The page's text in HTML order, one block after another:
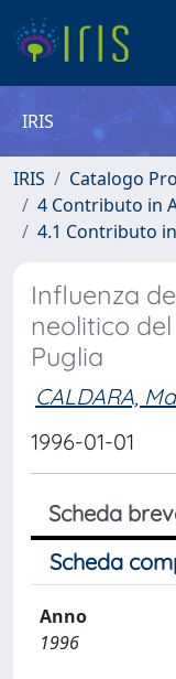
IRIS
IRIS
Catalogo
4 Contributo in
4.1 Contributo
Influenza
neolitico
Puglia
CALDARA,
1996-01-01
Scheda
Scheda
Anno
1996